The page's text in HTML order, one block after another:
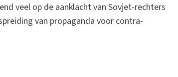
veel op de aanklacht van Sovjet-rechters
van propaganda voor contra-